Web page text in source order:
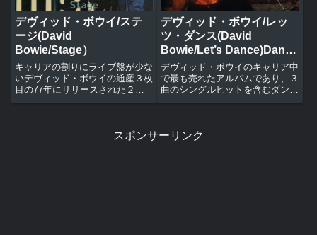
デヴィッド・ボウイ/ステ
ージ(David
Bowie/Stage）
キャリアの割りにライブ盤が少な
いデヴィッド・ボウイの通産３枚
目の77年にリリースされた２枚
組ライブアルバム『ステージ』。
れた。トニー・ヴィスコンティに
デヴィッド・ボウイ/レッ
ツ・ダンス(David
Bowie/Let’s Dance)Dance
デヴィッド・ボウイ/レッ
ツ・ダンス(David
Bowie/Let’s Dance)
デヴィッド・ボウイのキャリア中
で最も売れたアルバムであり、３
曲のシングルヒットを含むダンス
アルバム。（1983年ビルボード
り発表されたレッツ・ダンスは当
スポンサーリンク